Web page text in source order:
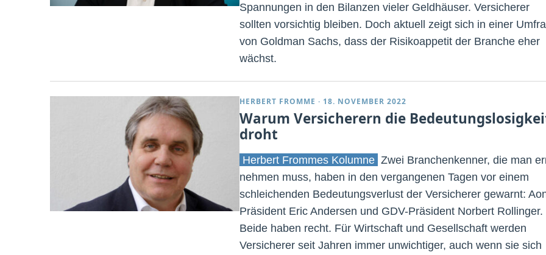
Spannungen in den Bilanzen vieler Geldhäuser. Versicherer
sollten vorsichtig bleiben. Doch aktuell zeigt sich in einer
von Goldman Sachs, dass der Risikoappetit der Branche eher
wächst.
HERBERT FROMME · 18. NOVEMBER 2022
Warum Versicherern die
droht
Herbert Frommes Kolumne Zwei Branchenkenner, die man
nehmen muss, haben in den vergangenen Tagen vor einem
schleichenden Bedeutungsverlust der Versicherer gewarnt:
Präsident Eric Andersen und GDV-Präsident Norbert Rollinger.
Beide haben recht. Für Wirtschaft und Gesellschaft werden
Versicherer seit Jahren immer unwichtiger, auch wenn sie sich